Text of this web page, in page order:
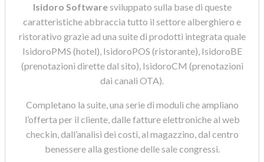
Isidoro Softwaresviluppato sulla base di queste
caratteristiche abbraccia tutto il settore alberghiero e
ristorativo grazie ad una suite di prodotti integrata quale
IsidoroPMS (hotel), IsidoroPOS (ristorante), IsidoroBE
(prenotazioni dirette dal sito), IsidoroCM (prenotazioni
dai canali OTA).
Completano la suite, una serie di moduli che ampliano
l’offerta per il cliente, dalle fatture elettroniche al web
checkin, dall’analisi dei costi, al magazzino, dal centro
benessere alla gestione delle sale congressi.